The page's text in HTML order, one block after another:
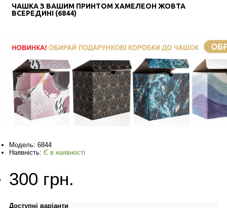
ЧАШКА З ВАШИМ ПРИНТОМ ХАМЕЛЕОН ЖОВТА
ВСЕРЕДИНІ (6844)
Модель: 6844
Наявність: Є в наявності
300 грн.
Доступні варіанти